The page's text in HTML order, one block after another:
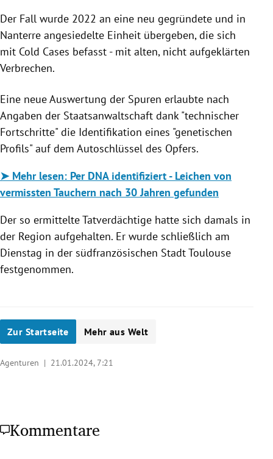
Der Fall wurde 2022 an eine neu gegründete und in
Nanterre angesiedelte Einheit übergeben, die sich
mit Cold Cases befasst - mit alten, nicht aufgeklärten
Verbrechen.
Eine neue Auswertung der Spuren erlaubte nach
Angaben der Staatsanwaltschaft dank "technischer
Fortschritte" die Identifikation eines "genetischen
Profils" auf dem Autoschlüssel des Opfers.
➤ Mehr lesen: Per DNA identifiziert - Leichen von
vermissten Tauchern nach 30 Jahren gefunden
Der so ermittelte Tatverdächtige hatte sich damals in
der Region aufgehalten. Er wurde schließlich am
Dienstag in der südfranzösischen Stadt Toulouse
festgenommen.
Zur Startseite Mehr aus Welt
Agenturen | 21.01.2024, 7:21
Kommentare